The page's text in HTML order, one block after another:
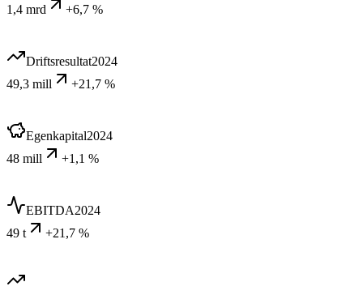
1,4 mrd
+6,7 %
Driftsresultat2024
49,3 mill
+21,7 %
Egenkapital2024
48 mill
+1,1 %
EBITDA2024
49 t
+21,7 %